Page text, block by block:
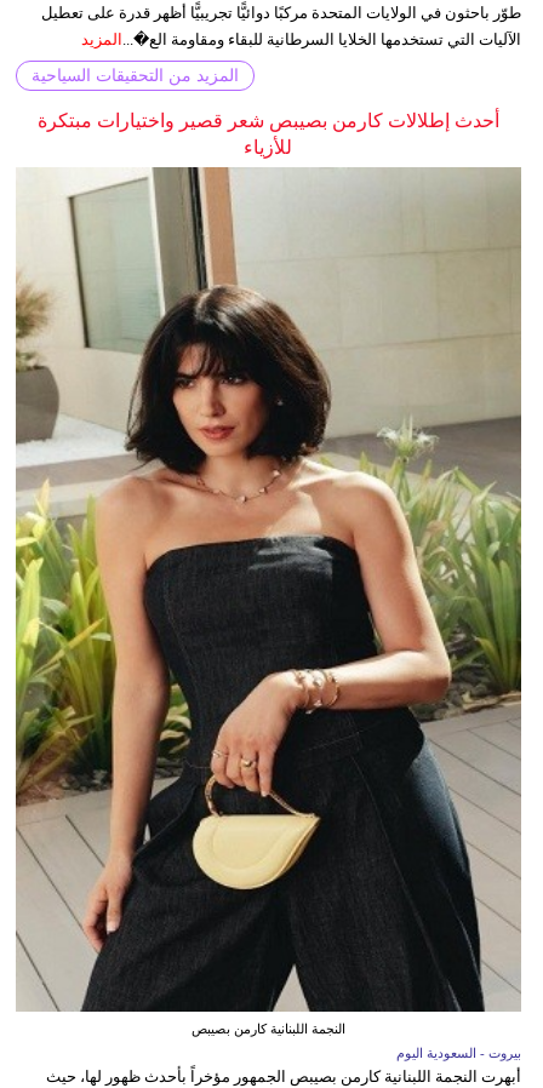
طوّر باحثون في الولايات المتحدة مركبًا دوائيًّا تجريبيًّا أظهر قدرة على تعطيل
الآليات التي تستخدمها الخلايا السرطانية للبقاء ومقاومة الع�...
المزيد
المزيد من التحقيقات السياحية
أحدث إطلالات كارمن بصيبص شعر قصير واختيارات مبتكرة
للأزياء
النجمة اللبنانية كارمن بصيبص
بيروت - السعودية اليوم
أبهرت النجمة اللبنانية كارمن بصيبص الجمهور مؤخراً بأحدث ظهور لها، حيث